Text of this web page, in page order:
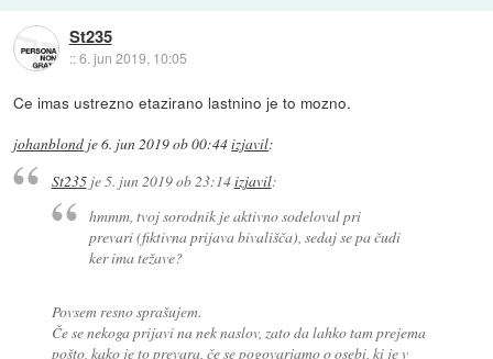
St235
::6. jun 2019, 10:05
Ce imas ustrezno etazirano lastnino je to mozno.
johanblond je6. jun 2019 ob 00:44izjavil:
St235je5. jun 2019 ob 23:14izjavil:
hmmm, tvoj sorodnik je aktivno sodeloval pri
prevari (fiktivna prijava bivališča), sedaj se pa čudi
ker ima težave?
Povsem resno sprašujem.
Če se nekoga prijavi na nek naslov, zato da lahko tam prejema
pošto, kako je to prevara, če se pogovarjamo o osebi, ki je v